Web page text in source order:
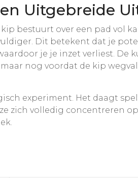
Uitgebreide
bestuurt over een pad vol
Dit betekent dat je
je je inzet verliest.
nog voordat de kip
experiment. Het daagt
zich volledig concentreren